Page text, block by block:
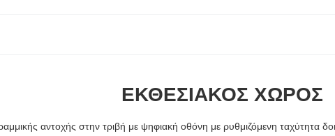
ΕΚΘΕΣΙΑΚΌΣ ΧΏΡΟΣ
αντοχής στην τριβή με ψηφιακή οθόνη με ρυθμιζόμενη ταχύτητα